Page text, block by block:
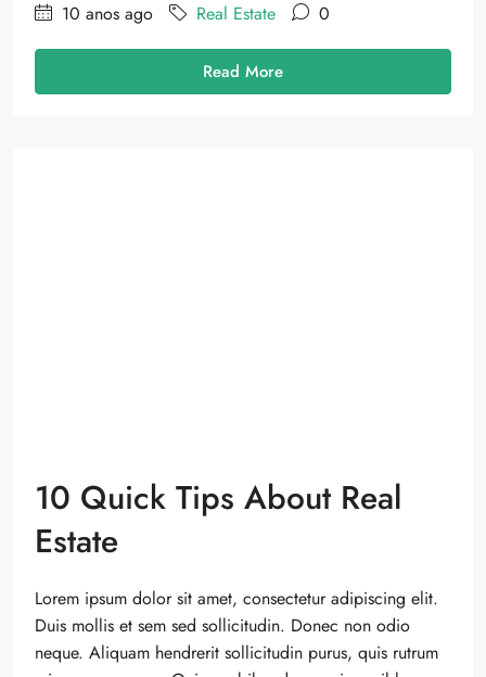
10 anos ago Real Estate 0
Read More
10 Quick Tips About Real
Estate
Lorem ipsum dolor sit amet, consectetur adipiscing elit.
Duis mollis et sem sed sollicitudin. Donec non odio
neque. Aliquam hendrerit sollicitudin purus, quis rutrum